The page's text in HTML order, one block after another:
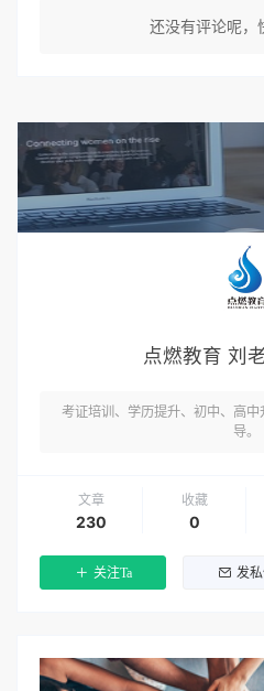
还没有评论呢，
点燃教育 刘
考证培训、学历提升、初中、高
导。
文章
230
收藏
0
关注Ta 发